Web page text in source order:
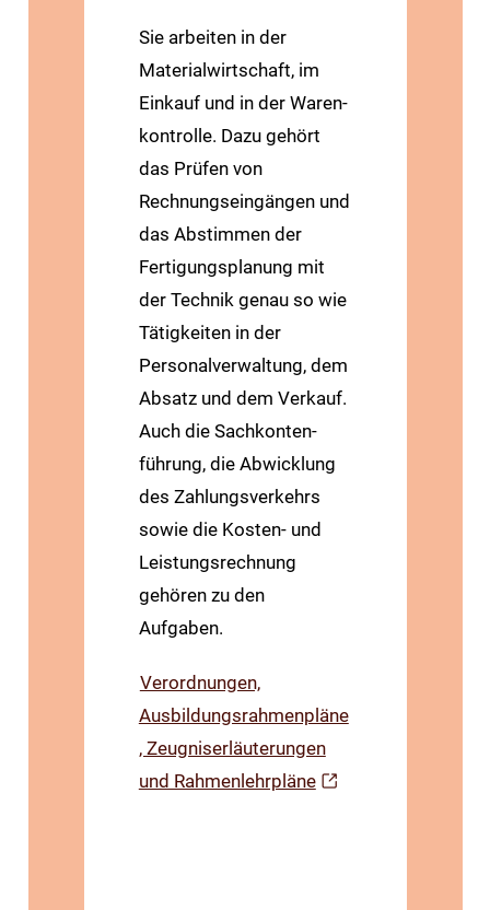
Sie arbeiten in der
Material­wirtschaft, im
Einkauf und in der Waren­
kontrolle. Dazu gehört
das Prüfen von
Rechnungs­eingängen und
das Abstimmen der
Fertigungs­planung mit
der Technik genau so wie
Tätigkeiten in der
Personal­verwaltung, dem
Absatz und dem Verkauf.
Auch die Sach­konten­
führung, die Abwicklung
des Zahlungs­verkehrs
sowie die Kosten- und
Leistungs­rechnung
gehören zu den
Aufgaben.
Verordnungen,
Ausbildungsrahmenpläne
, Zeugniserläuterungen
und Rahmenlehrpläne